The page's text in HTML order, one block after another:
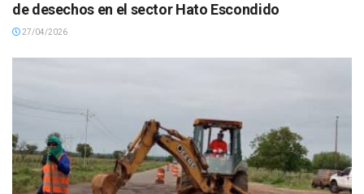
de desechos en el sector Hato Escondido
27/04/2026